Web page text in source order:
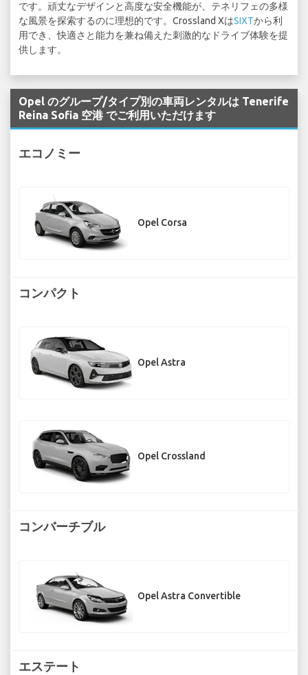
です。頑丈なデザインと高度な安全機能が、テネリフェの多様
な風景を探索するのに理想的です。Crossland XはSIXTから利
用でき、快適さと能力を兼ね備えた刺激的なドライブ体験を提
供します。
Opel のグループ/タイプ別の車両レンタルは Tenerife
Reina Sofia 空港 でご利用いただけます
エコノミー
Opel Corsa
コンパクト
Opel Astra
Opel Crossland
コンバーチブル
Opel Astra Convertible
エステート